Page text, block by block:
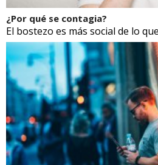
¿Por qué se contagia?
El bostezo es más social de lo